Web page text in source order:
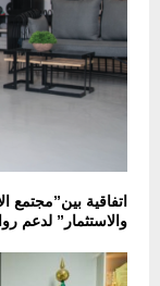
اتفاقية بين”مجتمع
والاستثمار” لدعم